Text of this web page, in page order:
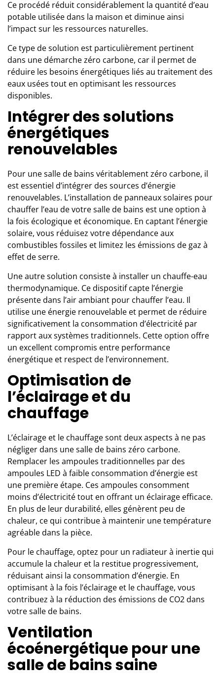
Ce procédé réduit considérablement la quantité d’eau
potable utilisée dans la maison et diminue ainsi
l’impact sur les ressources naturelles.
Ce type de solution est particulièrement pertinent
dans une démarche zéro carbone, car il permet de
réduire les besoins énergétiques liés au traitement des
eaux usées tout en optimisant les ressources
disponibles.
Intégrer des solutions
énergétiques
renouvelables
Pour une salle de bains véritablement zéro carbone, il
est essentiel d’intégrer des sources d’énergie
renouvelables. L’installation de panneaux solaires pour
chauffer l’eau de votre salle de bains est une option à
la fois écologique et économique. En captant l’énergie
solaire, vous réduisez votre dépendance aux
combustibles fossiles et limitez les émissions de gaz à
effet de serre.
Une autre solution consiste à installer un chauffe-eau
thermodynamique. Ce dispositif capte l’énergie
présente dans l’air ambiant pour chauffer l’eau. Il
utilise une énergie renouvelable et permet de réduire
significativement la consommation d’électricité par
rapport aux systèmes traditionnels. Cette option offre
un excellent compromis entre performance
énergétique et respect de l’environnement.
Optimisation de
l’éclairage et du
chauffage
L’éclairage et le chauffagesont deux aspects à ne pas
négliger dans une salle de bains zéro carbone.
Remplacer les ampoules traditionnelles par des
ampoules LED à faible consommation d’énergie est
une première étape. Ces ampoules consomment
moins d’électricité tout en offrant un éclairage efficace.
En plus de leur durabilité, elles génèrent peu de
chaleur, ce qui contribue à maintenir une température
agréable dans la pièce.
Pour le chauffage, optez pour un radiateur à inertie qui
accumule la chaleur et la restitue progressivement,
réduisant ainsi la consommation d’énergie. En
optimisant à la fois l’éclairage et le chauffage, vous
contribuez à la réduction des émissions de CO2 dans
votre salle de bains.
Ventilation
écoénergétique pour une
salle de bains saine